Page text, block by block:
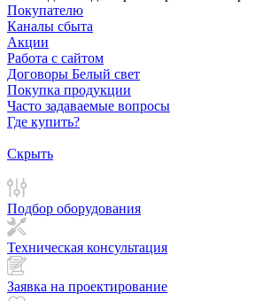
Покупателю
Каналы сбыта
Акции
Работа с сайтом
Договоры Белый свет
Покупка продукции
Часто задаваемые вопросы
Где купить?
Скрыть
Подбор оборудования
Техническая консультация
Заявка на проектирование